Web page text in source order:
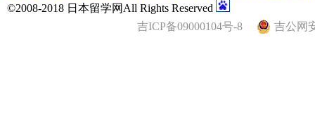
©2008-2018 日本留学网All Rights Reserved
吉ICP备09000104号-8
吉公网